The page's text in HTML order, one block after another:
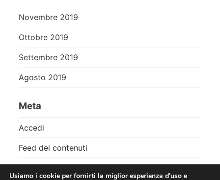
Novembre 2019
Ottobre 2019
Settembre 2019
Agosto 2019
Meta
Accedi
Feed dei contenuti
Usiamo i cookie per fornirti la miglior esperienza d'uso e